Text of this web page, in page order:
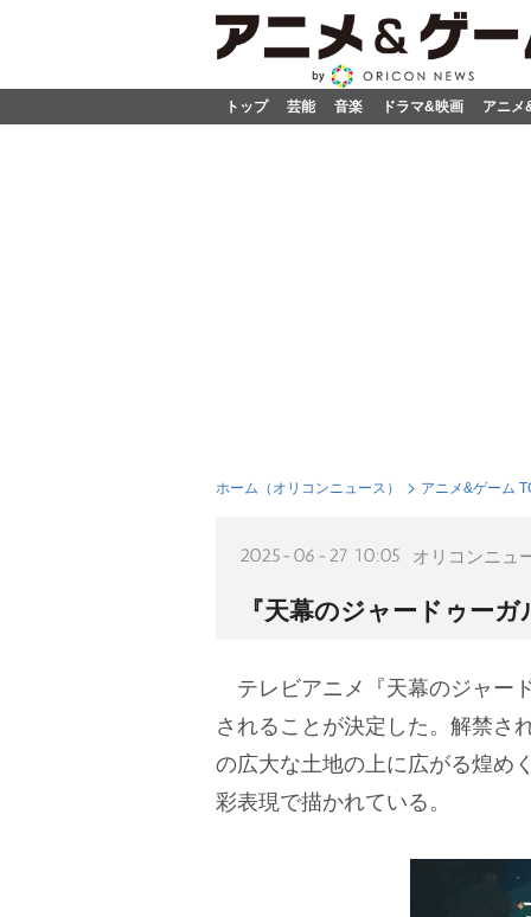
トップ 芸能 音楽 ドラマ&映画 アニメ
ホーム（オリコンニュース） アニメ&ゲーム
2025-06-27 10:05 オリコンニュ
『天幕のジャードゥー
テレビアニメ『天幕のジャー
されることが決定した。解禁さ
の広大な土地の上に広がる煌め
彩表現で描かれている。